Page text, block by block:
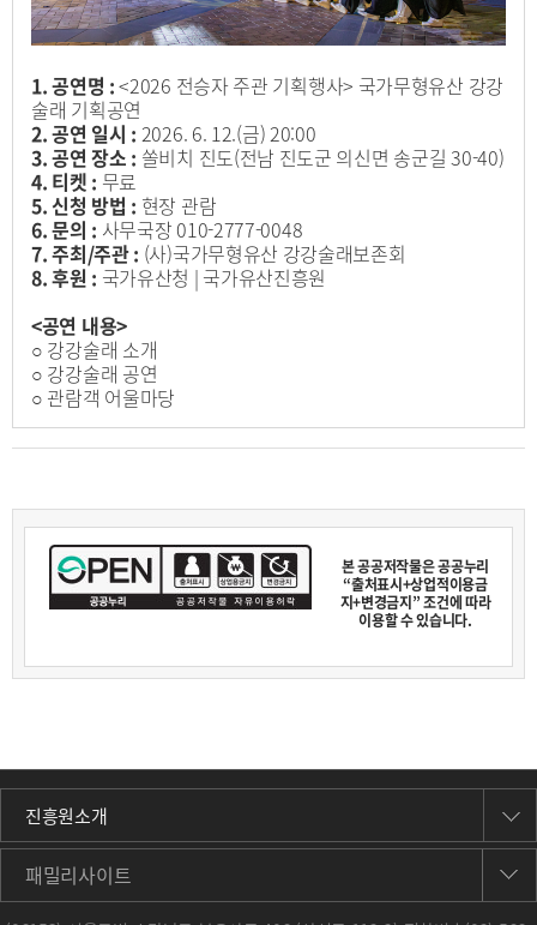
1. 공연명 :<2026 전승자 주관 기획행사> 국가무형유산 강강
술래 기획공연
2. 공연 일시 : 2026. 6. 12.(금) 20:00
3. 공연 장소 : 쏠비치 진도(전남 진도군 의신면 송군길 30-40)
4. 티켓 : 무료
5. 신청 방법 : 현장 관람
6. 문의 : 사무국장 010-2777-0048
7. 주최/주관 : (사)국가무형유산 강강술래보존회
8. 후원 : 국가유산청 | 국가유산진흥원
<공연 내용>
○ 강강술래 소개
○ 강강술래 공연
○ 관람객 어울마당
본 공공저작물은 공공누리
“출처표시+상업적이용금
지+변경금지” 조건에 따라
이용할 수 있습니다.
진흥원소개
패밀리사이트